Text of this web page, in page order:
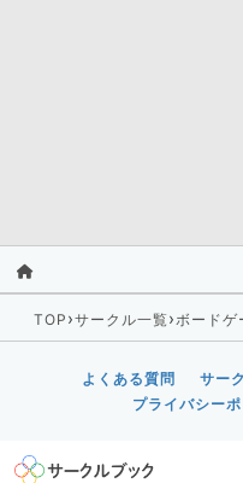
TOP ›サークル一覧›ボードゲ
よくある質問 サー
プライバシー